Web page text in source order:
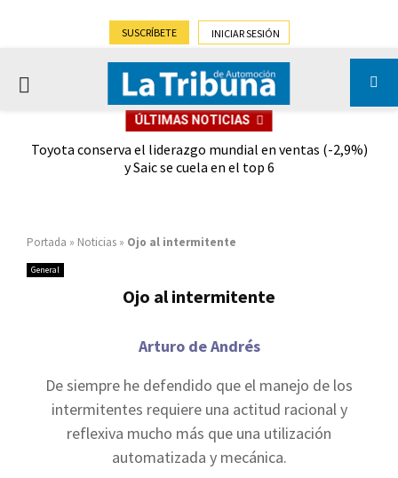
SUSCRÍBETE INICIAR SESIÓN
PRIMARY
ÚLTIMAS NOTICIAS
Toyota conserva el liderazgo mundial en ventas (-2,9%)
y Saic se cuela en el top 6
Portada » Noticias » Ojo al intermitente
General
Ojo al intermitente
Arturo de Andrés
De siempre he defendido que el manejo de los
intermitentes requiere una actitud racional y
reflexiva mucho más que una utilización
automatizada y mecánica.